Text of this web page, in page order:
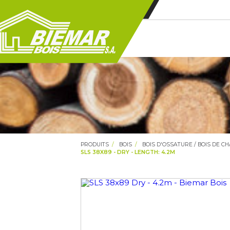
PRODUITS BOIS BOIS D'OSSATURE / BOIS DE
SLS 38X89 - DRY - LENGTH: 4.2M